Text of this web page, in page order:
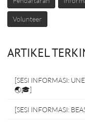
Volunteer
ARTIKEL
[SESI INFORMASI:
🌏🎓]
[SESI INFORMASI: